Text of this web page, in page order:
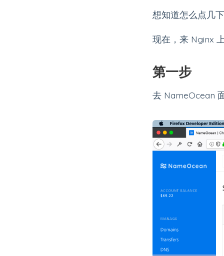
想知道怎么点几
现在，来 Nginx
第一步
去 NameOcean